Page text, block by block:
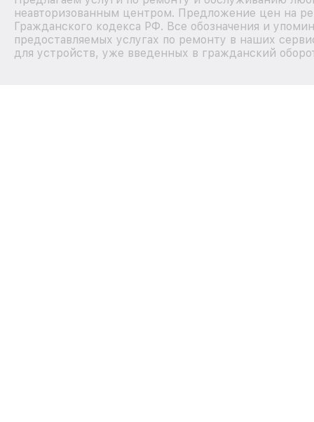
неавторизованным центром. Предложение цен на
Гражданского кодекса РФ. Все обозначения и
предоставляемых услугах по ремонту в наших
для устройств, уже введенных в гражданский